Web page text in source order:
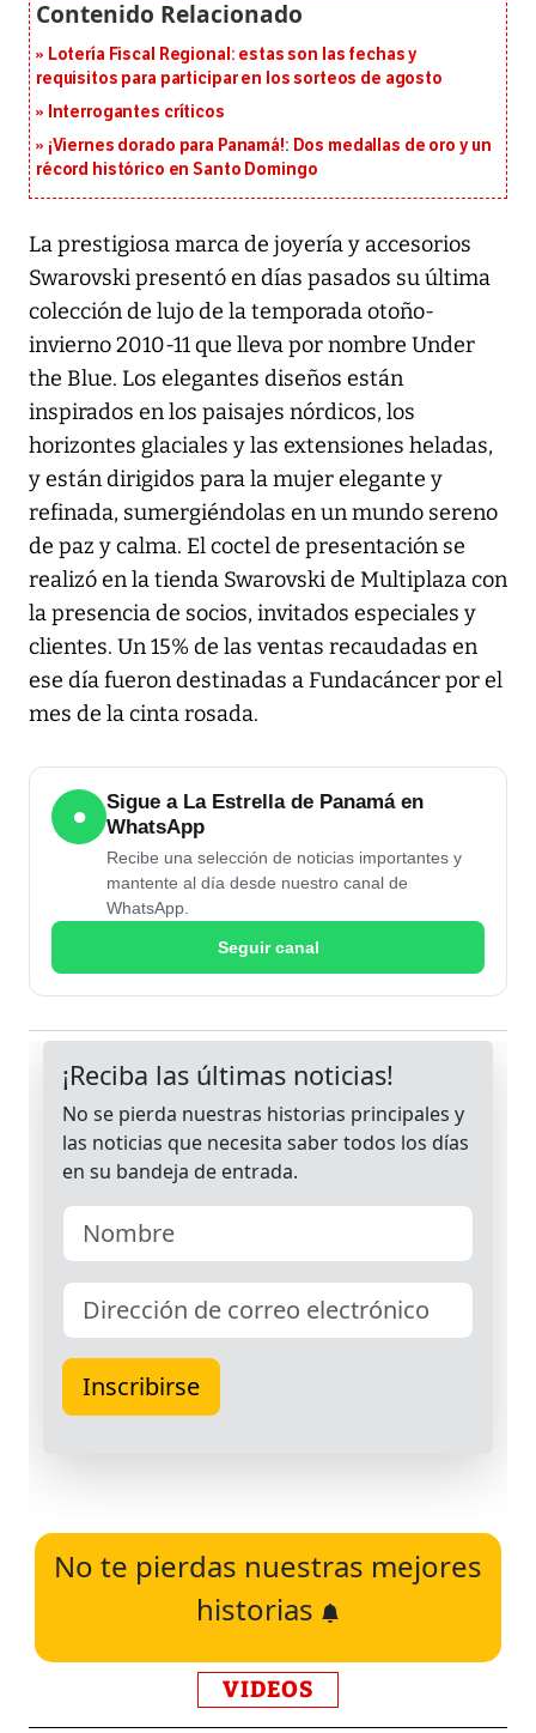
Lotería Fiscal Regional: estas son las fechas y
requisitos para participar en los sorteos de agosto
Interrogantes críticos
¡Viernes dorado para Panamá!: Dos medallas de oro y un
récord histórico en Santo Domingo
La prestigiosa marca de joyería y accesorios
Swarovski presentó en días pasados su última
colección de lujo de la temporada otoño-
invierno 2010-11 que lleva por nombre Under
the Blue. Los elegantes diseños están
inspirados en los paisajes nórdicos, los
horizontes glaciales y las extensiones heladas,
y están dirigidos para la mujer elegante y
refinada, sumergiéndolas en un mundo sereno
de paz y calma. El coctel de presentación se
realizó en la tienda Swarovski de Multiplaza con
la presencia de socios, invitados especiales y
clientes. Un 15% de las ventas recaudadas en
ese día fueron destinadas a Fundacáncer por el
mes de la cinta rosada.
●
Sigue a La Estrella de Panamá en
WhatsApp
Recibe una selección de noticias importantes y
mantente al día desde nuestro canal de
WhatsApp.
Seguir canal
No te pierdas nuestras mejores
historias
VIDEOS